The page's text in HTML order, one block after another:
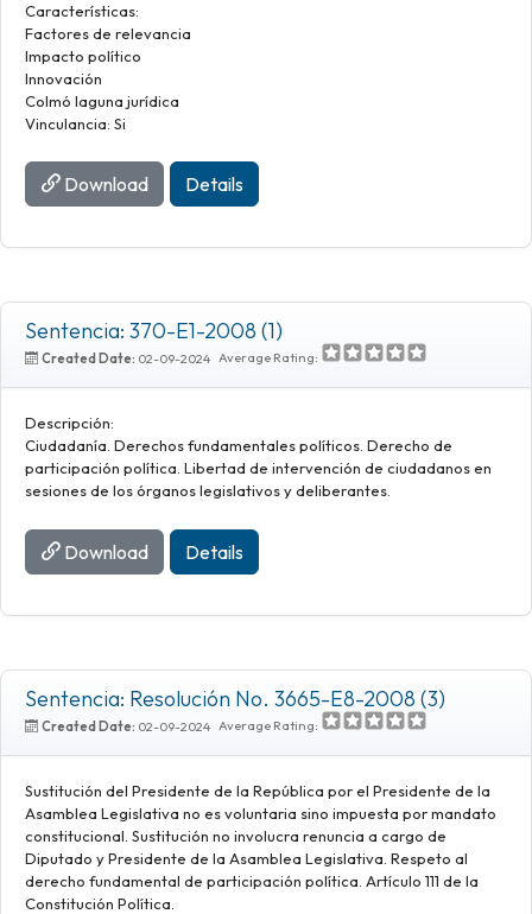
Características:
Factores de relevancia
Impacto político
Innovación
Colmó laguna jurídica
Vinculancia: Si
Download Details
Sentencia: 370-E1-2008 (1)
Created Date: 02-09-2024 Average Rating:
Descripción:
Ciudadanía. Derechos fundamentales políticos. Derecho de
participación política. Libertad de intervención de ciudadanos en
sesiones de los órganos legislativos y deliberantes.
Download Details
Sentencia: Resolución No. 3665-E8-2008 (3)
Created Date: 02-09-2024 Average Rating:
Sustitución del Presidente de la República por el Presidente de la
Asamblea Legislativa no es voluntaria sino impuesta por mandato
constitucional. Sustitución no involucra renuncia a cargo de
Diputado y Presidente de la Asamblea Legislativa. Respeto al
derecho fundamental de participación política. Artículo 111 de la
Constitución Política.